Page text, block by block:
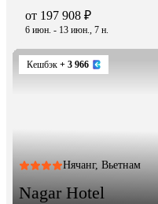
от 197 908 ₽
6 июн. - 13 июн., 7 н.
Кешбэк + 3 966
Нячанг, Вьетнам
Nagar Hotel